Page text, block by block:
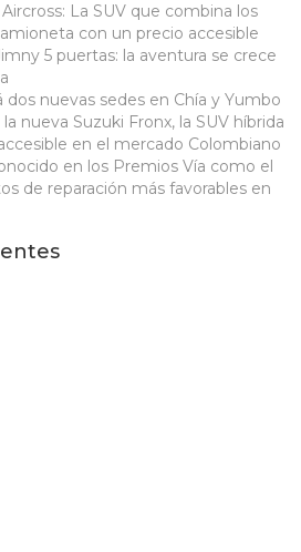
La SUV que combina los
con un precio accesible
5 puertas: la aventura se crece
nuevas sedes en Chía y Yumbo
nueva Suzuki Fronx, la SUV híbrida
en el mercado Colombiano
en los Premios Vía como el
de reparación más favorables en